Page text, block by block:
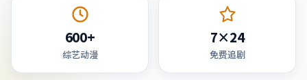
600+
综艺动漫
7×24
免费追剧